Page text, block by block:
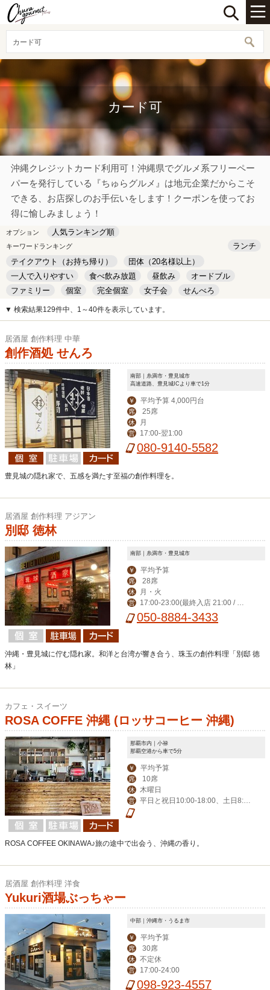
カード可
カード可
沖縄クレジットカード利用可！沖縄県でグルメ系フリーペー
パーを発行している『ちゅらグルメ』は地元企業だからこそ
できる、お店探しのお手伝いをします！クーポンを使ってお
得に愉しみましょう！
オプション 人気ランキング順
キーワードランキング
ランチ
テイクアウト（お持ち帰り）
団体（20名様以上）
一人で入りやすい
食べ飲み放題 昼飲み
オードブル
ファミリー
個室 完全個室 女子会
せんべろ
キッズルーム
安い デート
▼ 検索結果129件中、1～40件を表示しています。
居酒屋 創作料理 中華
創作酒処 せんろ
南部｜糸満市・豊見城市
高速道路、豊見城ICより車で1分
￥ 平均予算 4,000円台
席 25席
休 月
営 17:00-翌1:00
080-9140-5582
豊見城の隠れ家で、五感を満たす至福の創作料理を。
居酒屋 創作料理 アジアン
別邸 徳林
南部｜糸満市・豊見城市
￥ 平均予算
席 28席
休 月・火
営
17:00-23:00(最終入店 21:00 / フ
ードLO22:00)
050-8884-3433
沖縄・豊見城に佇む隠れ家。和洋と台湾が響き合う、珠玉の創作料理「別邸 徳
林」
カフェ・スイーツ
ROSA COFFE 沖縄 (ロッサコーヒー 沖縄)
那覇市内｜小禄
那覇空港から車で5分
￥ 平均予算
席 10席
休 木曜日
営
平日と祝日10:00-18:00、土日8:3
0-18:00
ROSA COFFEE OKINAWA♪旅の途中で出会う、沖縄の香り。
居酒屋 創作料理 洋食
Yukuri酒場ぶっちゃー
中部｜沖縄市・うるま市
￥ 平均予算
席 30席
休 不定休
営 17:00-24:00
098-923-4557